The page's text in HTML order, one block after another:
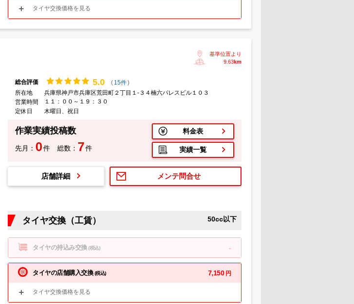
タイヤ交換価格を見る
基準位置より
9.63km
総合評価 5.0 ( 15件)
所在地
兵庫県神戸市兵庫区荒田町２丁目１-３４楠六パレスビル１０３
営業時間
１１：００～１９：３０
定休日
木曜日、祝日
作業実績投稿数
先月： 0件 総数： 7件
料金表
実績一覧
メンテ問合せ
店舗詳細
タイヤ交換（工賃） 50cc以下
タイヤの持込み交換(税込) -
タイヤの店舗購入交換(税込) 7,150 円
タイヤ交換価格を見る